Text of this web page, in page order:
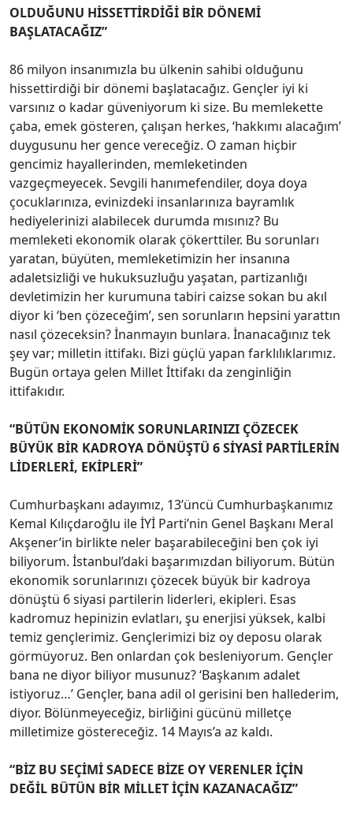
OLDUĞUNU HİSSETTİRDİĞİ BİR DÖNEMİ
BAŞLATACAĞIZ”
86 milyon insanımızla bu ülkenin sahibi olduğunu
hissettirdiği bir dönemi başlatacağız. Gençler iyi ki
varsınız o kadar güveniyorum ki size. Bu memlekette
çaba, emek gösteren, çalışan herkes, ‘hakkımı alacağım’
duygusunu her gence vereceğiz. O zaman hiçbir
gencimiz hayallerinden, memleketinden
vazgeçmeyecek. Sevgili hanımefendiler, doya doya
çocuklarınıza, evinizdeki insanlarınıza bayramlık
hediyelerinizi alabilecek durumda mısınız? Bu
memleketi ekonomik olarak çökerttiler. Bu sorunları
yaratan, büyüten, memleketimizin her insanına
adaletsizliği ve hukuksuzluğu yaşatan, partizanlığı
devletimizin her kurumuna tabiri caizse sokan bu akıl
diyor ki ‘ben çözeceğim’, sen sorunların hepsini yarattın
nasıl çözeceksin? İnanmayın bunlara. İnanacağınız tek
şey var; milletin ittifakı. Bizi güçlü yapan farklılıklarımız.
Bugün ortaya gelen Millet İttifakı da zenginliğin
ittifakıdır.
“BÜTÜN EKONOMİK SORUNLARINIZI ÇÖZECEK
BÜYÜK BİR KADROYA DÖNÜŞTÜ 6 SİYASİ PARTİLERİN
LİDERLERİ, EKİPLERİ”
Cumhurbaşkanı adayımız, 13’üncü Cumhurbaşkanımız
Kemal Kılıçdaroğlu ile İYİ Parti’nin Genel Başkanı Meral
Akşener’in birlikte neler başarabileceğini ben çok iyi
biliyorum. İstanbul’daki başarımızdan biliyorum. Bütün
ekonomik sorunlarınızı çözecek büyük bir kadroya
dönüştü 6 siyasi partilerin liderleri, ekipleri. Esas
kadromuz hepinizin evlatları, şu enerjisi yüksek, kalbi
temiz gençlerimiz. Gençlerimizi biz oy deposu olarak
görmüyoruz. Ben onlardan çok besleniyorum. Gençler
bana ne diyor biliyor musunuz? ‘Başkanım adalet
istiyoruz…’ Gençler, bana adil ol gerisini ben hallederim,
diyor. Bölünmeyeceğiz, birliğini gücünü milletçe
milletimize göstereceğiz. 14 Mayıs’a az kaldı.
“BİZ BU SEÇİMİ SADECE BİZE OY VERENLER İÇİN
DEĞİL BÜTÜN BİR MİLLET İÇİN KAZANACAĞIZ”